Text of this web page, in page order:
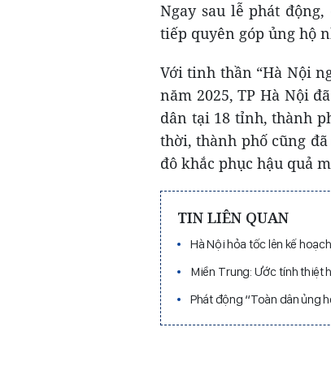
Ngay sau lễ phát
tiếp quyên góp ủng hộ
Với tinh thần “Hà Nội
năm 2025, TP Hà Nội
dân tại 18 tỉnh, thành
thời, thành phố cũng
đô khắc phục hậu quả
TIN LIÊN QUAN
Hà Nội hỏa tốc lên kế
Miền Trung: Ước tính thiệt
Phát động “Toàn dân ủng